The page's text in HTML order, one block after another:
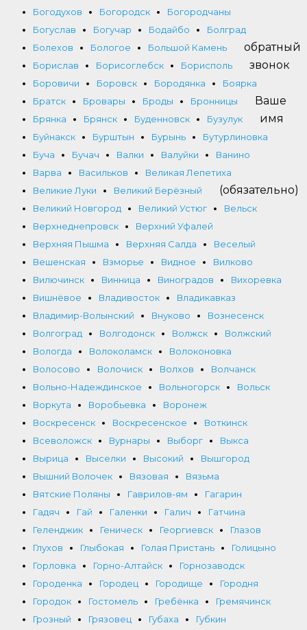
Богодухов
Богородск
Богородчаны
Богуслав
Богучар Бодайбо
Болград
Болехов
Бологое
Большой Камень
Борислав
Борисоглебск
Борисполь
Боровичи
Боровск Бородянка
Боярка
Братск
Бровары Броды
Бронницы
Брянка
Брянск Буденновск
Бузулук
Буйнакск
Бурштын Бурынь
Бутурлиновка
Буча
Бучач Валки Валуйки
Ванино
Варва
Васильков
Великая Лепетиха
Великие Луки
Великий Берёзный
Великий Новгород
Великий Устюг
Вельск
Верхнеднепровск
Верхний Уфалей
Верхняя Пышма
Верхняя Салда
Веселый
Вешенская
Взморье Видное
Вилково
Вилючинск
Винница Виноградов
Вихоревка
Вишнёвое
Владивосток
Владикавказ
Владимир-Волынский
Внуково
Вознесенск
Волгоград
Волгодонск Волжск
Волжский
Вологда
Волоколамск
Волоконовка
Волосово
Волочиск Волхов
Волчанск
Вольно-Надеждинское
Вольногорск
Вольск
Воркута
Воробьевка
Воронеж
Воскресенск
Воскресенское
Воткинск
Всеволожск
Вурнары Выборг
Выкса
Вырица
Выселки Высокий
Вышгород
Вышний Волочек
Вязовая
Вязьма
Вятские Поляны
Гаврилов-ям
Гагарин
Гадяч
Гай Галенки Галич
Гатчина
Геленджик
Геническ Георгиевск
Глазов
Глухов
Глыбокая Голая Пристань
Голицыно
Горловка
Горно-Алтайск
Горнозаводск
Городенка
Городец Городище
Городня
Городок
Гостомель Гребёнка
Гремячинск
Грозный
Грязовец Губаха
Губкин
обратный
звонок
Ваше
имя
(обязательно)